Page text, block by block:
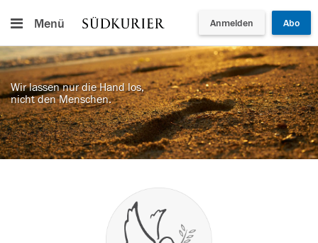
Menü Anmelden Abo
Wir lassen nur die Hand los,
nicht den Menschen.